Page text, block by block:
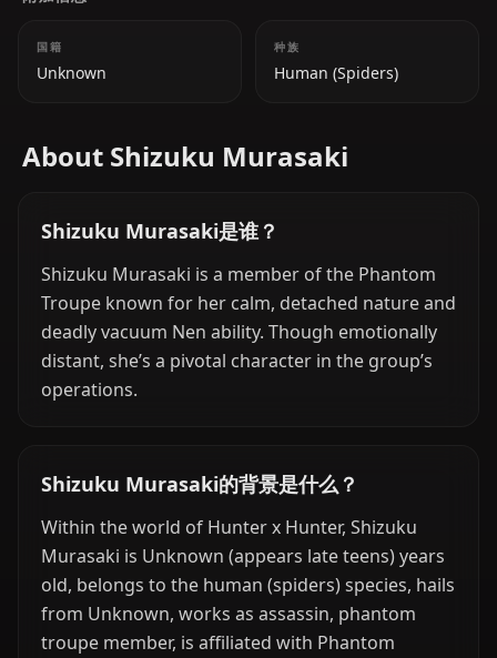
国籍
Unknown
种族
Human (Spiders)
About Shizuku Murasaki
Shizuku Murasaki是谁？
Shizuku Murasaki is a member of the Phantom
Troupe known for her calm, detached nature and
deadly vacuum Nen ability. Though emotionally
distant, she’s a pivotal character in the group’s
operations.
Shizuku Murasaki的背景是什么？
Within the world of Hunter x Hunter, Shizuku
Murasaki is Unknown (appears late teens) years
old, belongs to the human (spiders) species, hails
from Unknown, works as assassin, phantom
troupe member, is affiliated with Phantom